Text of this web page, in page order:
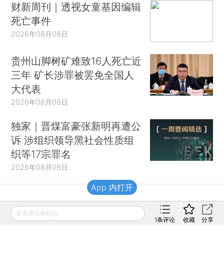
财新周刊｜透视女童基因编辑
死亡事件
2026年08月08日
贵州山脚树矿难致16人死亡近
三年 矿长涉罪被罢免全国人
大代表
2026年08月08日
独家｜晋煤富豪张新明再遭公
诉 涉组织领导黑社会性质组
织等17宗罪名
2026年08月08日
财新移动
发表评论得积分
1条评论 收藏 分享
App 内打开